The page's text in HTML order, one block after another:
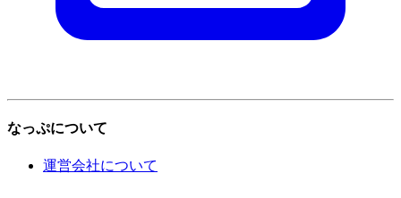
なっぷについて
運営会社について